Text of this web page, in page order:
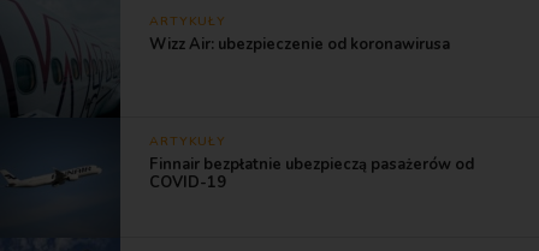
ARTYKUŁY
Wizz Air: ubezpieczenie od koronawirusa
ARTYKUŁY
Finnair bezpłatnie ubezpieczą pasażerów od
COVID-19